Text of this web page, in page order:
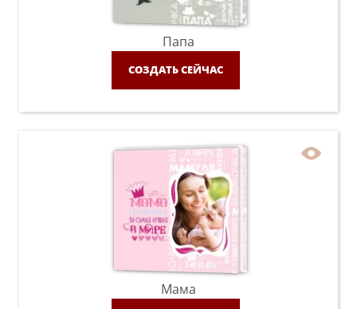
Папа
СОЗДАТЬ СЕЙЧАС
Мама